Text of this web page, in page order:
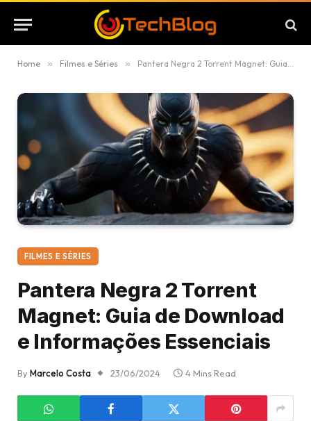
Home » Filmes e Séries » Pantera Negra 2 Torrent Magnet: Guia de Download e Informações Essenciais
FILMES E SÉRIES
Pantera Negra 2 Torrent
Magnet: Guia de Download
e Informações Essenciais
ByMarcelo Costa 23/06/2024 4 Mins Read